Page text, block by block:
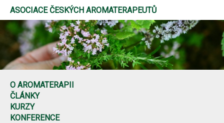
ASOCIACE ČESKÝCH AROMATERAPEUTŮ
O AROMATERAPII
ČLÁNKY
KURZY
KONFERENCE